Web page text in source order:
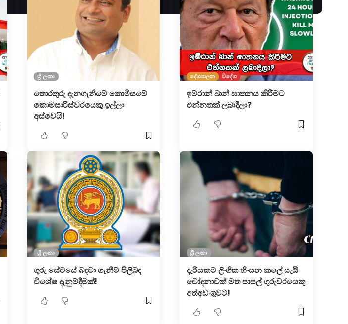
ශ්‍රී ලංකා
තොරතුරු දැනගැනීමේ කොමිසමේ
කොමසාරිස්වරයෙකු ඉල්ලා
අස්වෙයි!
දේශපාලන විදේශ
ඉම්රාන් ඛාන් ඝාතනය කිරීමට
එන්නතක් ලබාදීලා?
ශ්‍රී ලංකා
ගුරු සේවයේ බඳවා ගැනීම් පිලිබඳ
විශේෂ දැනුම්දීමක්!
ශ්‍රී ලංකා
දැරියක​ට ලිංගික හිංස​න කලේ යැ​යි
චෝදනාවක් මත පාස​ල් ගුරුවරයෙකු
අත්අඩංගුවට!